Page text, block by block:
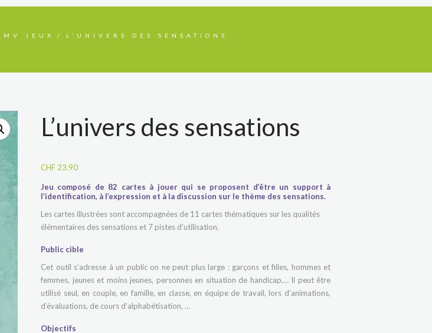
_MV JEUX L’UNIVERS DES SENSATIONS
L’univers des sensations
CHF 23.90
Jeu composé de 82 cartes à jouer qui se proposent d’être un support à
l’identification, à l’expression et à la discussion sur le thème des sensations.
Les cartes illustrées sont accompagnées de 11 cartes thématiques sur les qualités
élémentaires des sensations et 7 pistes d’utilisation.
Public cible
Cet outil s’adresse à un public on ne peut plus large : garçons et filles, hommes et
femmes, jeunes et moins jeunes, personnes en situation de handicap,… Il peut être
utilisé seul, en couple, en famille, en classe, en équipe de travail, lors d’animations,
d’évaluations, de cours d’alphabétisation, …
Objectifs